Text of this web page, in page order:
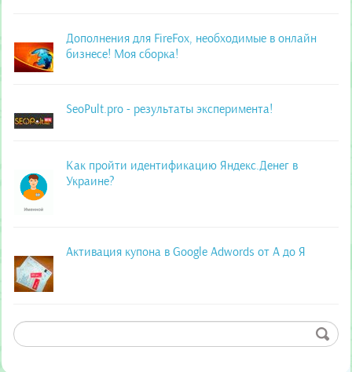
Дополнения для FireFox, необходимые в онлайн
бизнесе! Моя сборка!
SeoPult.pro - результаты эксперимента!
Как пройти идентификацию Яндекс.Денег в
Украине?
Активация купона в Google Adwords от А до Я